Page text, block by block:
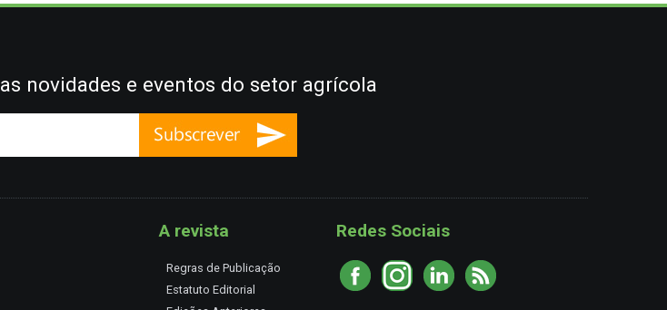
novidades e eventos do setor agrícola
A revista
Regras de Publicação
Estatuto Editorial
Redes Sociais